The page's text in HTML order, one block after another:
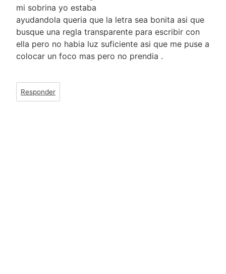
mi sobrina yo estaba
ayudandola queria que la letra sea bonita asi que
busque una regla transparente para escribir con
ella pero no habia luz suficiente asi que me puse a
colocar un foco mas pero no prendia .
Responder